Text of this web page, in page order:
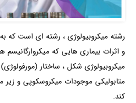
رشته میکروبیولوژی ، رشته ای است که به
و اثرات بیماری هایی که میکروارگانیسم
میکروبیولوژی شکل ، ساختار
متابولیکی موجودات میکروسکوپی و زیر
کند.